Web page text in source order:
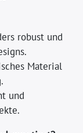
robust und
Material
und